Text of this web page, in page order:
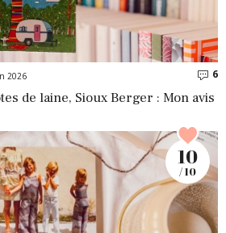
2026 6
de laine, Sioux Berger : Mon avis
10
/ 10